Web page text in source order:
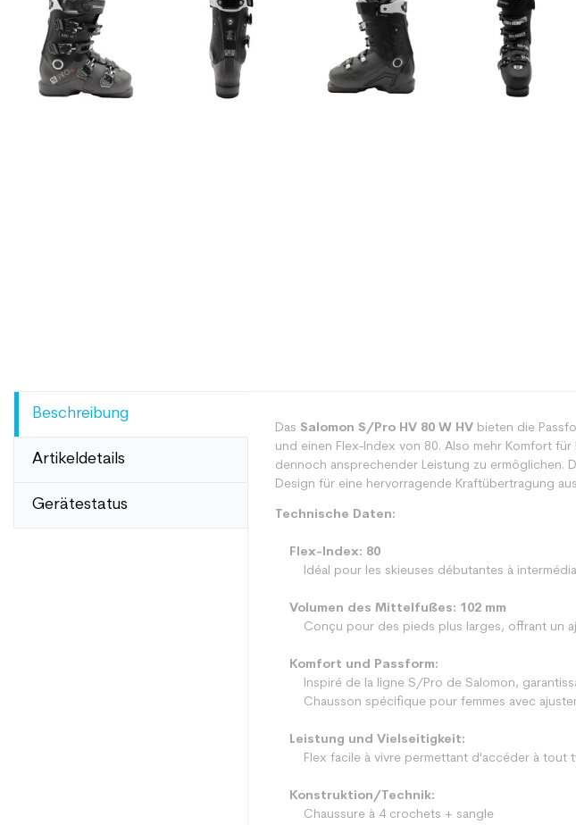
Beschreibung
Artikeldetails
Gerätestatus
Das Salomon S/Pro HV 80 W HVbieten die
und einen Flex-Index von 80. Also mehr Komfort
dennoch ansprechender Leistung zu ermöglichen.
Design für eine hervorragende Kraftübertragung
Technische Daten:
Flex-Index: 80
Idéal pour les skieuses débutantes à
Volumen des Mittelfußes: 102 mm
Conçu pour des pieds plus larges, offrant un
Komfort und Passform:
Inspiré de la ligne S/Pro de Salomon,
Chausson spécifique pour femmes avec
Leistung und Vielseitigkeit:
Flex facile à vivre permettant d'accéder à tout
Konstruktion/Technik:
Chaussure à 4 crochets + sangle